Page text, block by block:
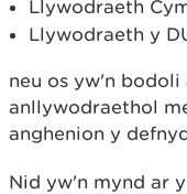
Llywodraeth
Llywodraeth y
neu os yw'n
anllywodraethol
anghenion y
Nid yw'n mynd ar